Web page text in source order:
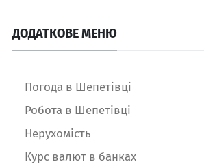
ДОДАТКОВЕ МЕНЮ
Погода в Шепетівці
Робота в Шепетівці
Нерухомість
Курс валют в банках